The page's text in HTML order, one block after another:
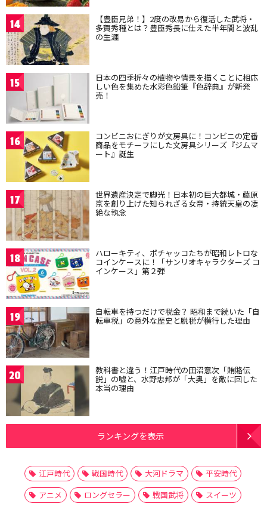
14 【豊臣兄弟！】2度の改易から復活した武将・
多賀秀種とは？豊臣秀長に仕えた半年間と波乱
の生涯
15 日本の四季折々の植物や情景を描くことに相応
しい色を集めた水彩色鉛筆『色辞典』が新発
売！
16 コンビニおにぎりが文房具に！コンビニの定番
商品をモチーフにした文房具シリーズ『ジムマ
ート』誕生
17 世界遺産決定で脚光！日本初の巨大都城・藤原
京を創り上げた知られざる女帝・持統天皇の凄
絶な執念
18 ハローキティ、ポチャッコたちが昭和レトロな
コインケースに！「サンリオキャラクターズ コ
インケース」第２弾
19 自転車を持つだけで税金？ 昭和まで続いた「自
転車税」の意外な歴史と脱税が横行した理由
20 教科書と違う！江戸時代の田沼意次「賄賂伝
説」の嘘と、水野忠邦が「大奥」を敵に回した
本当の理由
ランキングを表示
江戸時代 戦国時代 大河ドラマ
平安時代
アニメ
ロングセラー 戦国武将
スイーツ